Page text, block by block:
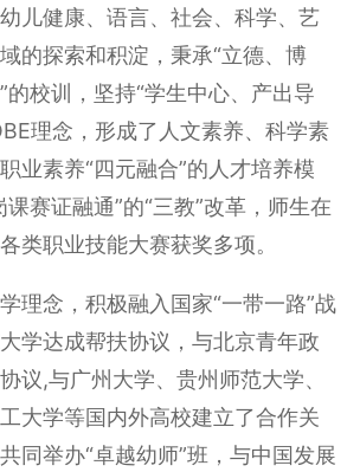
儿健康、语言、社会、科学、艺
的探索和积淀，秉承“立德、博
的校训，坚持“学生中心、产出导
理念，形成了人文素养、科学素
业素养“四元融合”的人才培养模
赛证融通”的“三教”改革，师生在
类职业技能大赛获奖多项。
理念，积极融入国家“一带一路”战
学达成帮扶协议，与北京青年政
议,与广州大学、贵州师范大学、
大学等国内外高校建立了合作关
同举办“卓越幼师”班，与中国发展